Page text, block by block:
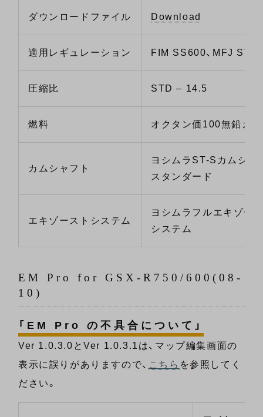
ダウンロードファイル Download
適用レギュレーション FIM SS600、MFJ
圧縮比 STD – 14.5
燃料 オクタン価100無鉛ガ
カムシャフト
ヨシムラST-Sカムシャ
スタンダード
エキゾーストシステム
ヨシムラフルエキゾー
システム
EM Pro for GSX-R750/600(08-
10)
「EM Pro の不具合について」
Ver 1.0.3.0とVer 1.0.3.1は、マップ編集画面の
表示に誤りがありますので、 こちら を参照してく
ださい。